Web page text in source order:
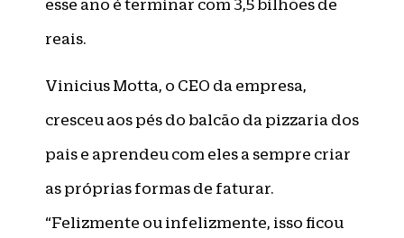
esse ano é terminar com 3,5 bilhões de
reais.
Vinicius Motta, o CEO da empresa,
cresceu aos pés do balcão da pizzaria dos
pais e aprendeu com eles a sempre criar
as próprias formas de faturar.
“Felizmente ou infelizmente, isso ficou